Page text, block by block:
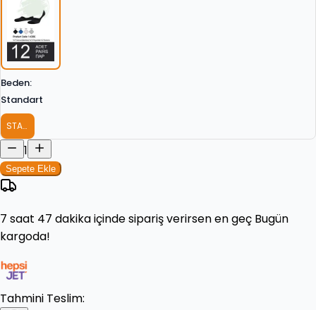
Beden:
Standart
STANDART
1
Sepete Ekle
7 saat 47 dakikaiçinde sipariş verirsen en geç Bugün
kargoda!
Tahmini Teslim: